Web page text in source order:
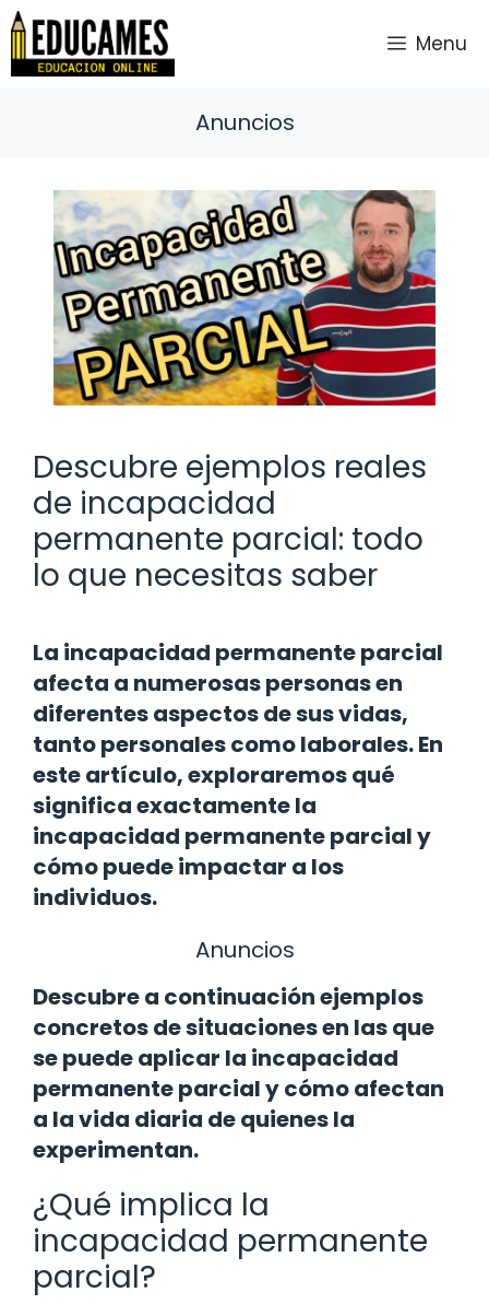
Saltar
contenido
Menu
Anuncios
Descubre ejemplos reales
de incapacidad
permanente parcial: todo
lo que necesitas saber
La incapacidad permanente parcial
afecta a numerosas personas en
diferentes aspectos de sus vidas,
tanto personales como laborales. En
este artículo, exploraremos qué
significa exactamente la
incapacidad permanente parcial y
cómo puede impactar a los
individuos.
Anuncios
Descubre a continuación ejemplos
concretos de situaciones en las que
se puede aplicar la incapacidad
permanente parcial y cómo afectan
a la vida diaria de quienes la
experimentan.
¿Qué implica la
incapacidad permanente
parcial?